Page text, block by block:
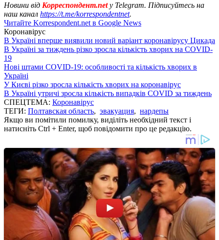
Новини від Корреспондент.net у Telegram. Підписуйтесь на
наш канал https://t.me/korrespondentnet.
Читайте Korrespondent.net в Google News
Коронавірус
В Україні вперше виявили новий варіант коронавірусу Цикада
В Україні за тиждень різко зросла кількість хворих на COVID-
19
Нові штами COVID-19: особливості та кількість хворих в
Україні
У Києві різко зросла кількість хворих на коронавірус
В Україні утричі зросла кількість випадків COVID за тиждень
СПЕЦТЕМА: Коронавірус
ТЕГИ: Полтавская область, эвакуация, нардепы
Якщо ви помітили помилку, виділіть необхідний текст і
натисніть Ctrl + Enter, щоб повідомити про це редакцію.